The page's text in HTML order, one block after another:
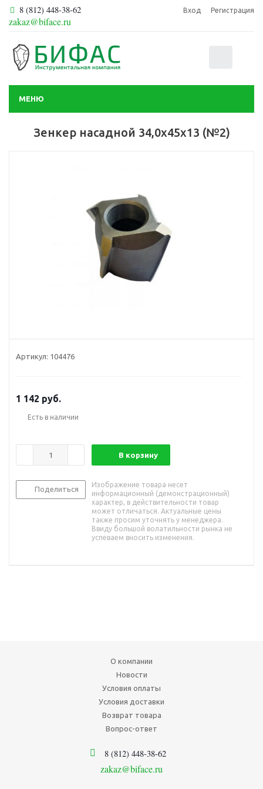
8 (812) 448-38-62
zakaz@biface.ru
Вход Регистрация
МЕНЮ
Зенкер насадной 34,0х45х13 (№2)
Артикул: 104476
1 142 руб.
Есть в наличии
В корзину
Поделиться
Изображение товара несет
информационный (демонстрационный)
характер, в действительности товар
может отличаться. Актуальные цены
также просим уточнять у менеджера.
Ввиду большой волатильности рынка не
успеваем вносить изменения.
О компании
Новости
Условия оплаты
Условия доставки
Возврат товара
Вопрос-ответ
8 (812) 448-38-62
zakaz@biface.ru